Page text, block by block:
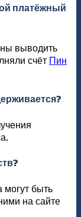
платёжный
выводить
счёт Пин
могут быть
на сайте